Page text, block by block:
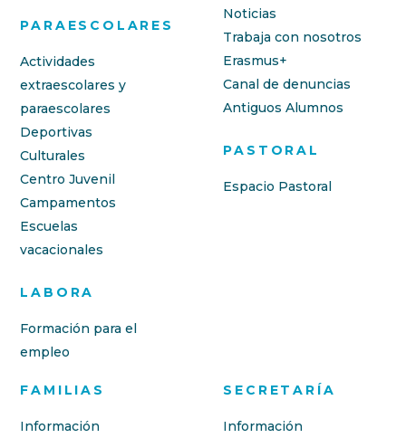
PARAESCOLARES
Actividades
extraescolares y
paraescolares
Deportivas
Culturales
Centro Juvenil
Campamentos
Escuelas
vacacionales
LABORA
Formación para el
empleo
Noticias
Trabaja con nosotros
Erasmus+
Canal de denuncias
Antiguos Alumnos
PASTORAL
Espacio Pastoral
FAMILIAS
Información
SECRETARÍA
Información